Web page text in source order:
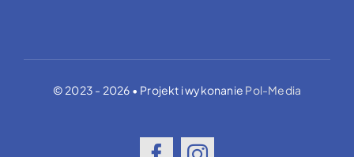
© 2023 - 2026 • Projekt i wykonanie Pol-Media